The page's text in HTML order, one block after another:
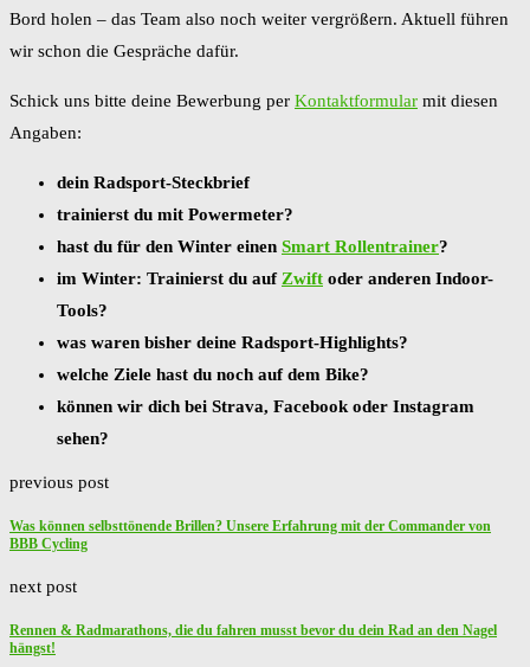
Bord holen – das Team also noch weiter vergrößern. Aktuell führen
wir schon die Gespräche dafür.
Schick uns bitte deine Bewerbung per Kontaktformular mit diesen
Angaben:
dein Radsport-Steckbrief
trainierst du mit Powermeter?
hast du für den Winter einen Smart Rollentrainer?
im Winter: Trainierst du auf Zwift oder anderen Indoor-
Tools?
was waren bisher deine Radsport-Highlights?
welche Ziele hast du noch auf dem Bike?
können wir dich bei Strava, Facebook oder Instagram
sehen?
previous post
Was können selbsttönende Brillen? Unsere Erfahrung mit der Commander von
BBB Cycling
next post
Rennen & Radmarathons, die du fahren musst bevor du dein Rad an den Nagel
hängst!